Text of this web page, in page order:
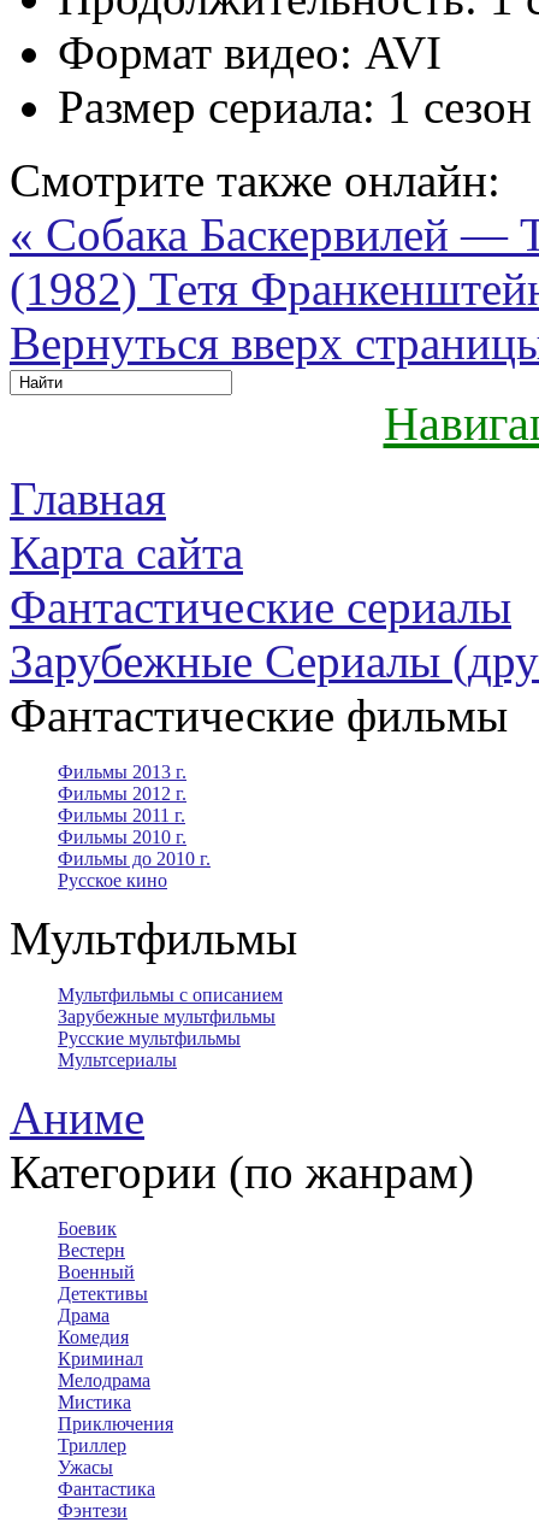
Формат видео: AVI
Размер сериала: 1
Смотрите также онлайн:
« Собака Баскервилей —
(1982) Тетя
Вернуться вверх
Главная
Карта сайта
Фантастические сериалы
Зарубежные Сериалы
Фантастические фильмы
Фильмы 2013 г.
Фильмы 2012 г.
Фильмы 2011 г.
Фильмы 2010 г.
Фильмы до 2010 г.
Русское кино
Мультфильмы
Мультфильмы с описанием
Зарубежные мультфильмы
Русские мультфильмы
Мультсериалы
Аниме
Категории (по жанрам)
Боевик
Вестерн
Военный
Детективы
Драма
Комедия
Криминал
Мелодрама
Мистика
Приключения
Триллер
Ужасы
Фантастика
Фэнтези